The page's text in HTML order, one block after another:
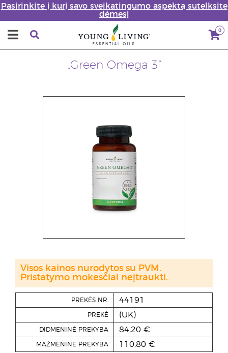
Pasirinkite į kurį savo sveikatingumo aspektą sutelksite
dėmesį
0
„Green Omega 3“
PREKĖS NR. 44191
PREKĖ (UK)
DIDMENINĖ PREKYBA 84,20 €
MAŽMENINĖ PREKYBA 110,80 €
Visos kainos nurodytos su PVM.
Pristatymo mokesčiai neįtraukti.